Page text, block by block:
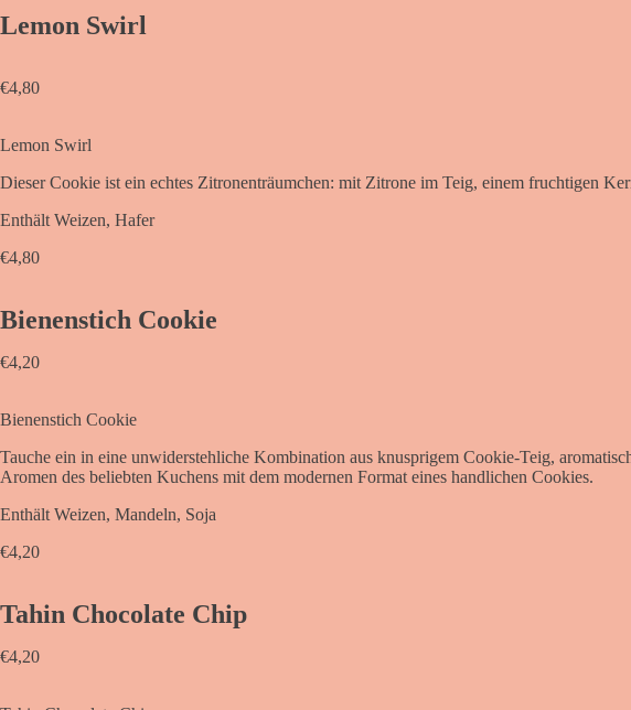
Lemon Swirl
€4,80
Lemon Swirl
Dieser Cookie ist ein echtes Zitronenträumchen: mit Zitrone im Teig, einem fruchtigen
Enthält Weizen, Hafer
€4,80
Bienenstich Cookie
€4,20
Bienenstich Cookie
Tauche ein in eine unwiderstehliche Kombination aus knusprigem Cookie-Teig,
Aromen des beliebten Kuchens mit dem modernen Format eines handlichen Cookies.
Enthält Weizen, Mandeln, Soja
€4,20
Tahin Chocolate Chip
€4,20